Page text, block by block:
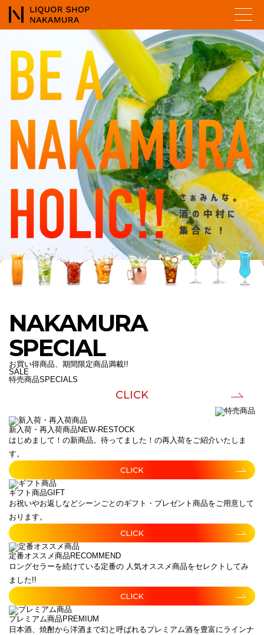
NAKAMURA
SPECIAL
お買い得商品、期間限定商品満載!!
SALE
特売商品SPECIALS
CLICK
新入荷・再入荷商品 NEW-RESTOCK
はじめまして！の新商品。待ってました！の再入荷をご紹介いたしま
す。
CLICK
ギフト商品GIFT
お祝いやお返しなどシーンごとのギフト・プレゼント商品をご用意して
おります。
CLICK
定番オススメ商品 RECOMMEND
ロングセラーを続けている定番の 人気オススメ商品をセレクトしてみ
ました!!
CLICK
プレミアム商品 PREMIUM
日本酒、焼酎から洋酒まで幻と呼ばれるプレミアム酒を豊富にラインナ